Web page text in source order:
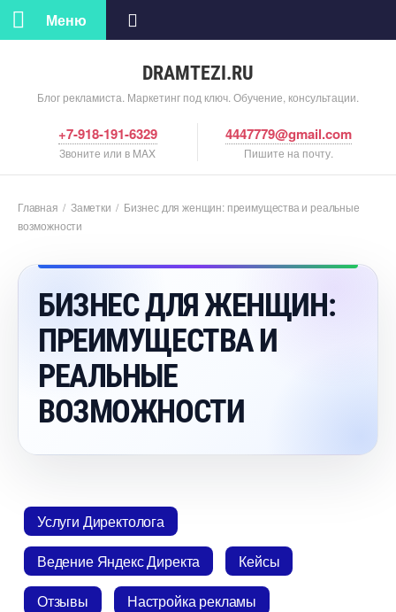
DRAMTEZI.RU
Блог рекламиста. Маркетинг под ключ. Обучение, консультации.
Меню
+7-918-191-6329
Звоните или в MAX
4447779@gmail.com
Пишите на почту.
Главная / Заметки / Бизнес для женщин: преимущества и реальные
озможности
БИЗНЕС ДЛЯ ЖЕНЩИН:
ПРЕИМУЩЕСТВА И
РЕАЛЬНЫЕ
ОЗМОЖНОСТИ
Услуги Директолога
едение Яндекс Директа
Кейсы
Отзывы
Настройка рекламы